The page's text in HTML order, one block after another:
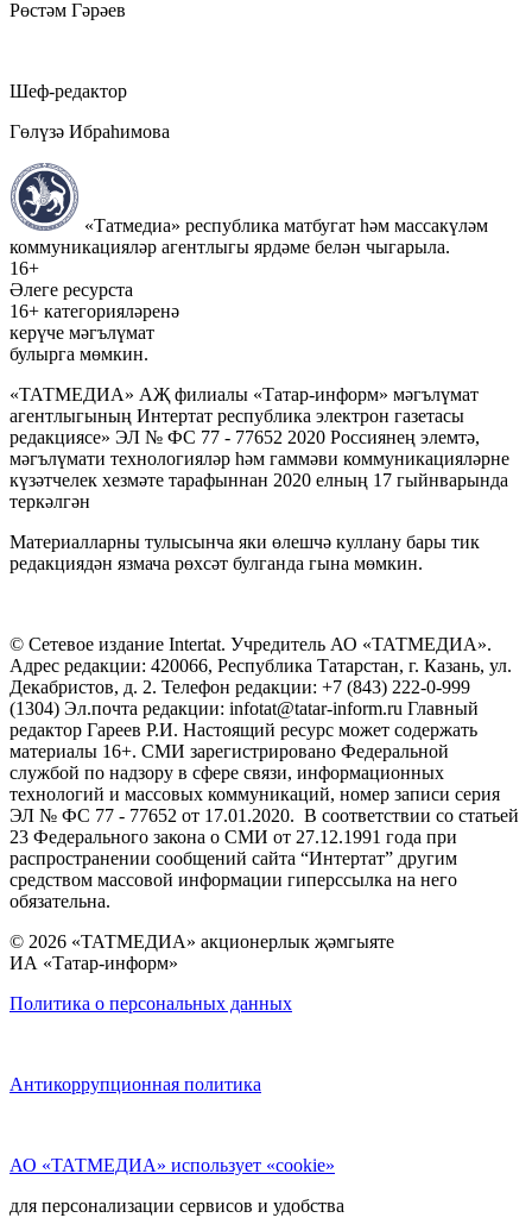
Рөстәм Гәрәев
Шеф-редактор
Гөлүзә Ибраһимова
«Татмедиа» республика матбугат һәм массакүләм
коммуникацияләр агентлыгы ярдәме белән чыгарыла.
16+
Әлеге ресурста
16+ категорияләренә
керүче мәгълүмат
булырга мөмкин.
«ТАТМЕДИА» АҖ филиалы «Татар-информ» мәгълүмат
агентлыгының Интертат республика электрон газетасы
редакциясе» ЭЛ № ФС 77 - 77652 2020 Россиянең элемтә,
мәгълүмати технологияләр һәм гаммәви коммуникацияләрне
күзәтчелек хезмәте тарафыннан 2020 елның 17 гыйнварында
теркәлгән
Материалларны тулысынча яки өлешчә куллану бары тик
редакциядән язмача рөхсәт булганда гына мөмкин.
© Сетевое издание Intertat. Учредитель АО «ТАТМЕДИА».
Адрес редакции: 420066, Республика Татарстан, г. Казань, ул.
Декабристов, д. 2. Телефон редакции: +7 (843) 222-0-999
(1304) Эл.почта редакции: infotat@tatar-inform.ru Главный
редактор Гареев Р.И. Настоящий ресурс может содержать
материалы 16+. СМИ зарегистрировано Федеральной
службой по надзору в сфере связи, информационных
технологий и массовых коммуникаций, номер записи серия
ЭЛ № ФС 77 - 77652 от 17.01.2020. В соответствии со статьей
23 Федерального закона о СМИ от 27.12.1991 года при
распространении сообщений сайта “Интертат” другим
средством массовой информации гиперссылка на него
обязательна.
© 2026 «ТАТМЕДИА» акционерлык җәмгыяте
ИА «Татар-информ»
Политика о персональных данных
Антикоррупционная политика
АО «ТАТМЕДИА» использует «cookie»
для персонализации сервисов и удобства